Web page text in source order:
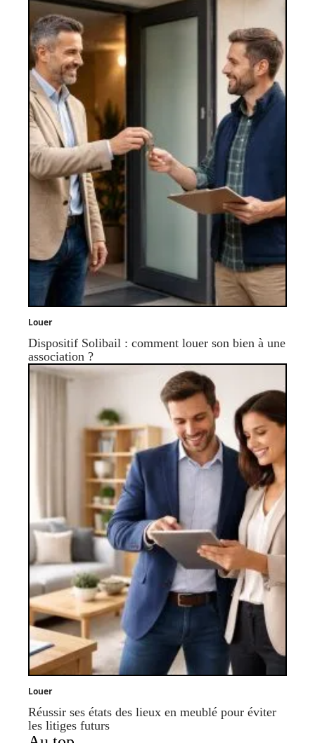
Louer
Dispositif Solibail : comment louer son bien à une
association ?
Louer
Réussir ses états des lieux en meublé pour éviter
les litiges futurs